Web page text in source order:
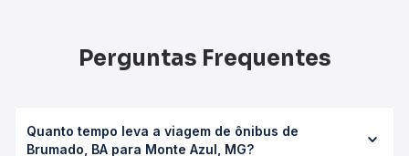
Perguntas Frequentes
Quanto tempo leva a viagem de ônibus de
Brumado, BA para Monte Azul, MG?